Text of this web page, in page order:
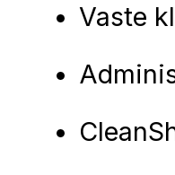
Vaste